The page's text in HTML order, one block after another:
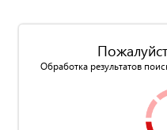
Обработка результатов